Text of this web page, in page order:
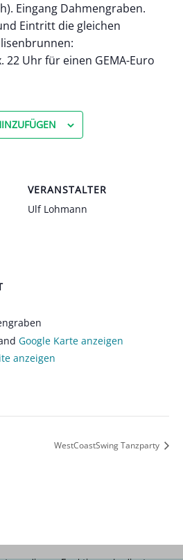
Eingang Dahmengraben.
Eintritt die gleichen
22 Uhr für einen GEMA-Euro
Google Karte anzeigen
anzeigen
VERANSTALTER
Ulf Lohmann
WestCoastSwing Tanzparty